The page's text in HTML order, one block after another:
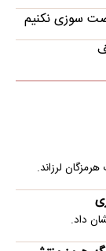
سوزی نکنیم
داد.